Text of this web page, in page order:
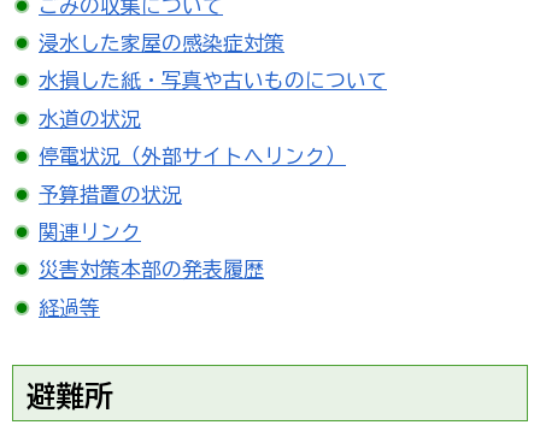
ごみの収集について
浸水した家屋の感染症対策
水損した紙・写真や古いものについて
水道の状況
停電状況（外部サイトへリンク）
予算措置の状況
関連リンク
災害対策本部の発表履歴
経過等
避難所